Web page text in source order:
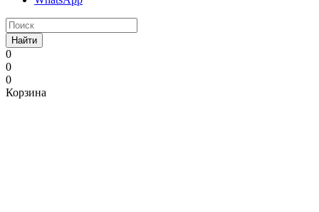
Найти
0
0
0
Корзина